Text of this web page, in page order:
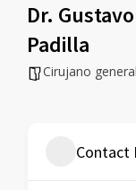
Dr.
Padilla
Cirujano general
Contact